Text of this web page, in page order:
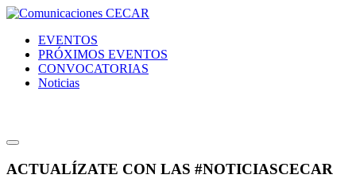
EVENTOS
PRÓXIMOS EVENTOS
CONVOCATORIAS
Noticias
ACTUALÍZATE CON LAS #NOTICIASCECAR